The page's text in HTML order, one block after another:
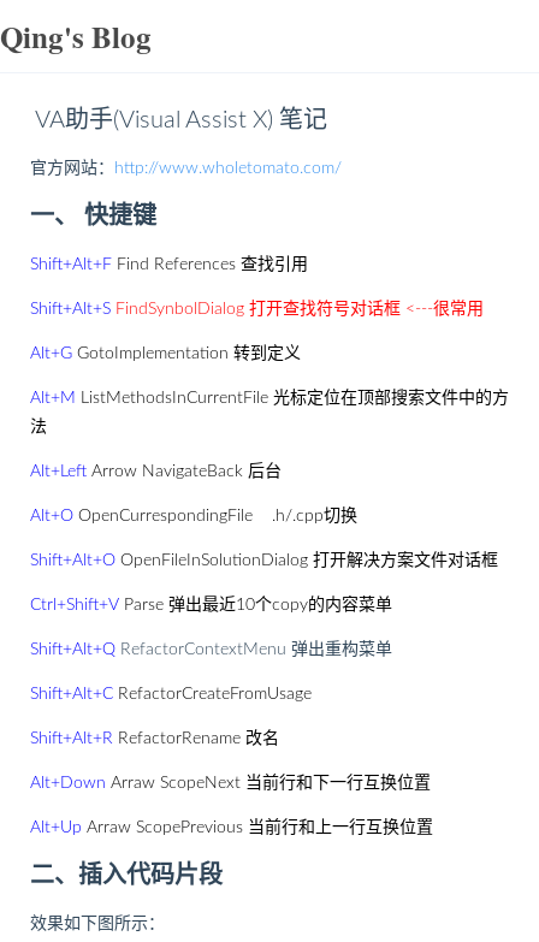
Qing's Blog
VA助手(Visual Assist X) 笔记
官方网站： http://www.wholetomato.com/
一、 快捷键
Shift+Alt+F Find References 查找引用
Shift+Alt+S FindSynbolDialog 打开查找符号对话框 <---很常用
Alt+G GotoImplementation 转到定义
Alt+M ListMethodsInCurrentFile 光标定位在顶部搜索文件中的方
法
Alt+Left Arrow NavigateBack 后台
Alt+O OpenCurrespondingFile .h/.cpp切换
Shift+Alt+O OpenFileInSolutionDialog 打开解决方案文件对话框
Ctrl+Shift+V Parse 弹出最近10个copy的内容菜单
Shift+Alt+Q RefactorContextMenu 弹出重构菜单
Shift+Alt+C RefactorCreateFromUsage
Shift+Alt+R RefactorRename 改名
Alt+Down Arraw ScopeNext 当前行和下一行互换位置
Alt+Up Arraw ScopePrevious 当前行和上一行互换位置
二、插入代码片段
效果如下图所示：